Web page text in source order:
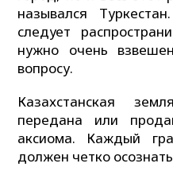
назывался
следует
нужно очень
вопросу.
Казахстанская
передана или
аксиома. Каждый
должен четко